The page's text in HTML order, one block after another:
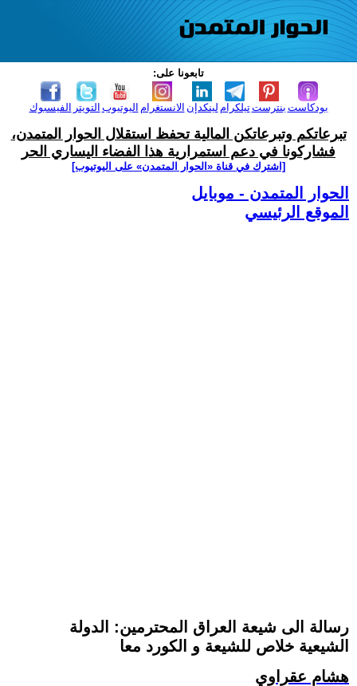
تابعونا على:
الفيسبوك التويتر اليوتيوب الانستغرام لينكدإن تيلكرامبنترست بودكاست
تبرعاتكم وتبرعاتكن المالية تحفظ استقلال الحوار المتمدن،
فشاركونا في دعم استمرارية هذا الفضاء اليساري الحر
[اشترك في قناة ‫«الحوار المتمدن» على اليوتيوب]
الحوار المتمدن - موبايل
الموقع الرئيسي
رسالة الى شيعة العراق المحترمين: الدولة
الشيعية خلاص للشيعة و الكورد معا
هشام عقراوي